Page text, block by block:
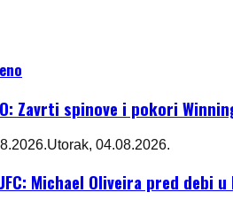
Zavrti spinove i pokori
Utorak, 04.08.2026.
UFC: Michael Oliveira pred debi